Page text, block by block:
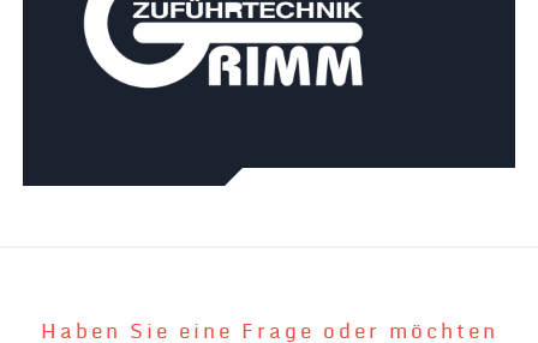
Haben Sie eine Frage oder möchten